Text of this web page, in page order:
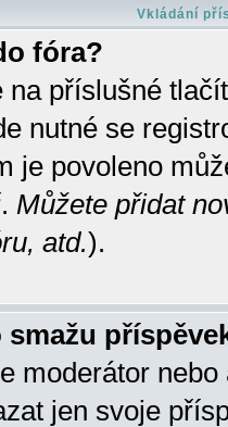
Vkládání
fóra?
na příslušné
nutné se
je povoleno
Můžete přidat
atd.).
smažu
moderátor
jen svoje